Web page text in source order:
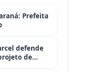
Prefeita
defende
de